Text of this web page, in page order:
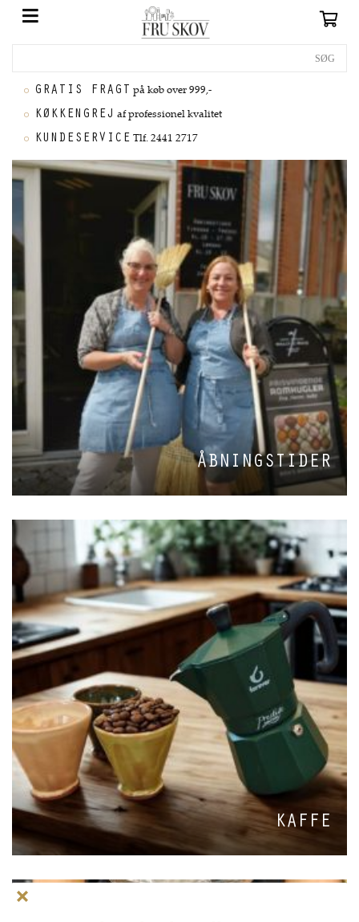
GRATIS FRAGT på køb over 999,-
KØKKENGREJ af professionel kvalitet
KUNDESERVICE Tlf. 2441 2717
ÅBNINGSTIDER
KAFFE